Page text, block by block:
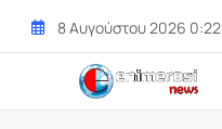
8 Αυγούστου 2026 0:22